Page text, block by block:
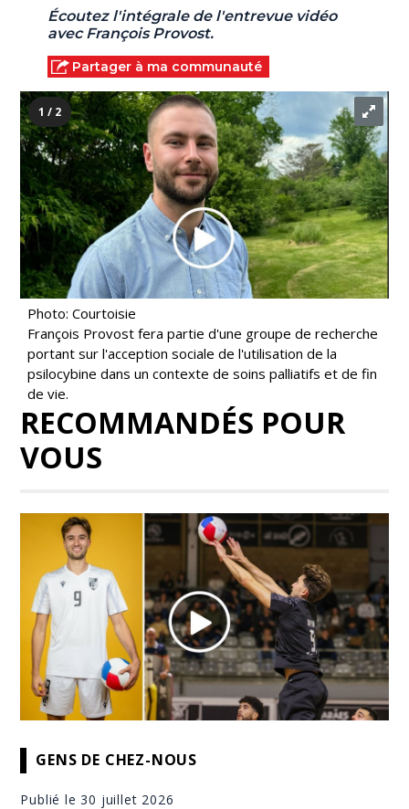
Écoutez l'intégrale de l'entrevue vidéo
avec François Provost.
Partager à ma communauté
1 / 2
Photo: Courtoisie
François Provost fera partie d'une groupe de recherche
portant sur l'acception sociale de l'utilisation de la
psilocybine dans un contexte de soins palliatifs et de fin
de vie.
RECOMMANDÉS POUR
VOUS
GENS DE CHEZ-NOUS
Publié le 30 juillet 2026